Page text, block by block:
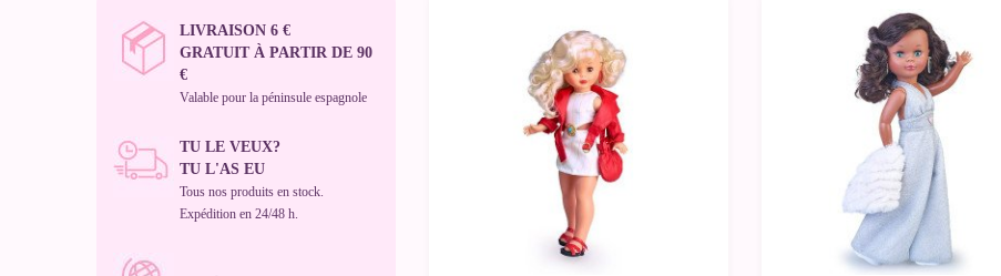
LIVRAISON 6 €
GRATUIT À PARTIR DE 90
€
Valable pour la péninsule espagnole
TU LE VEUX?
TU L'AS EU
Tous nos produits en stock.
Expédition en 24/48 h.